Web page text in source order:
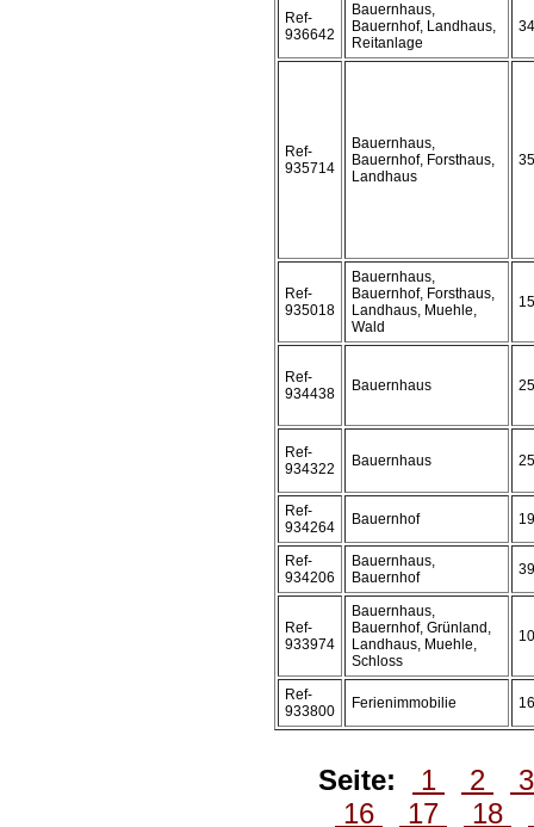
Ref-
936642
Bauernhaus,
Bauernhof, Landhaus,
Reitanlage
Ref-
935714
Bauernhaus,
Bauernhof, Forsthaus,
Landhaus
Ref-
935018
Bauernhaus,
Bauernhof, Forsthaus,
Landhaus, Muehle,
Wald
Ref-
934438
Bauernhaus
Ref-
934322
Bauernhaus
Ref-
934264
Bauernhof
Ref-
934206
Bauernhaus,
Bauernhof
Ref-
933974
Bauernhaus,
Bauernhof, Grünland,
Landhaus, Muehle,
Schloss
Ref-
933800
Ferienimmobilie
Seite: 1 2
16
17 18